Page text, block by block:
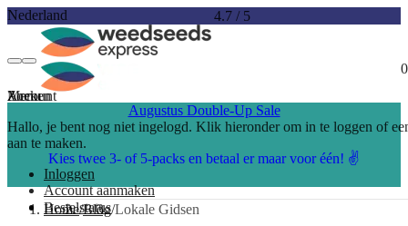
Nederland 4.7 /5
0
Account
Hallo, je bent nog niet ingelogd. Klik hieronder om in te loggen of
aan te maken.
Inloggen
Account aanmaken
Bestelstatus
Menu
Zoeken
Augustus Double-Up Sale
Kies twee 3- of 5-packs en betaal er maar voor één! ✌️
Home Blog Lokale Gidsen